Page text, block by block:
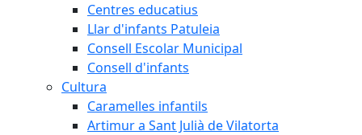
Centres educatius
Llar d'infants Patuleia
Consell Escolar Municipal
Consell d'infants
Cultura
Caramelles infantils
Artimur a Sant Julià de Vilatorta